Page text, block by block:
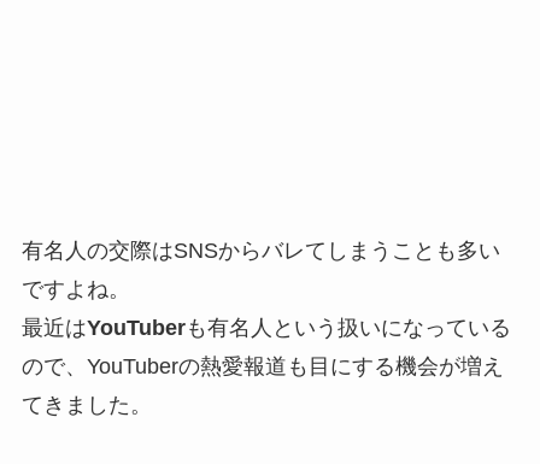
有名人の交際はSNSからバレてしまうことも多い
ですよね。
最近はYouTuberも有名人 という扱いになっている
ので、YouTuberの熱愛報道も目にする機会が増え
てきました。